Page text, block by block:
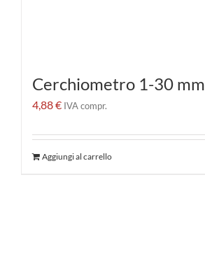
Cerchiometro 1-30 mm
4,88€ IVA compr.
Aggiungi al carrello